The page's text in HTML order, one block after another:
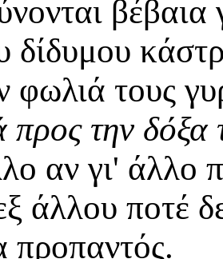
βέβαια
δίδυμου
φωλιά τους
προς την δόξα
αν γι' άλλο
άλλου ποτέ
προπαντός.